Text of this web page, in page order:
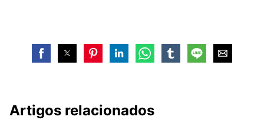
Artigos relacionados